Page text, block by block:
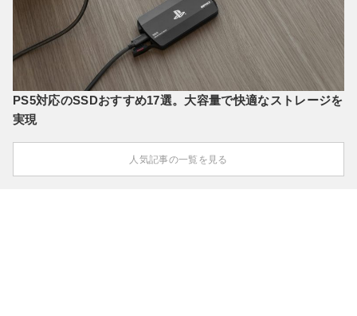
PS5対応のSSDおすすめ17選。大容量で快適なストレージを
実現
人気記事の一覧を見る